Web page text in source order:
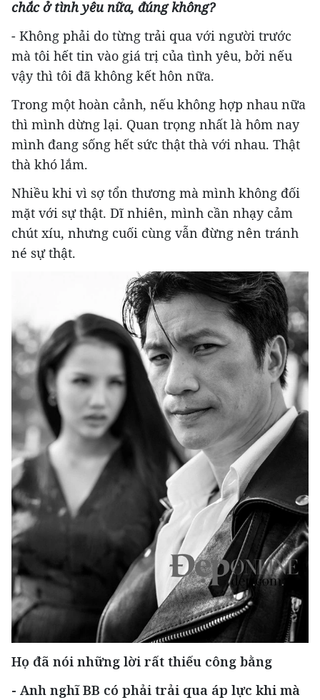
chắc ở tình yêu nữa, đúng không?
- Không phải do từng trải qua với người trước
mà tôi hết tin vào giá trị của tình yêu, bởi nếu
vậy thì tôi đã không kết hôn nữa.
Trong một hoàn cảnh, nếu không hợp nhau nữa
thì mình dừng lại. Quan trọng nhất là hôm nay
mình đang sống hết sức thật thà với nhau. Thật
thà khó lắm.
Nhiều khi vì sợ tổn thương mà mình không đối
mặt với sự thật. Dĩ nhiên, mình cần nhạy cảm
chút xíu, nhưng cuối cùng vẫn đừng nên tránh
né sự thật.
Họ đã nói những lời rất thiếu công bằng
- Anh nghĩ BB có phải trải qua áp lực khi mà